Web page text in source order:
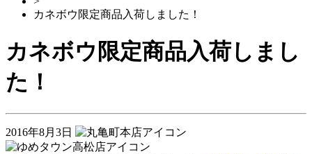
カネボウ限定商品入荷しました！
カネボウ限定商品入荷しまし
た！
2016年8月3日